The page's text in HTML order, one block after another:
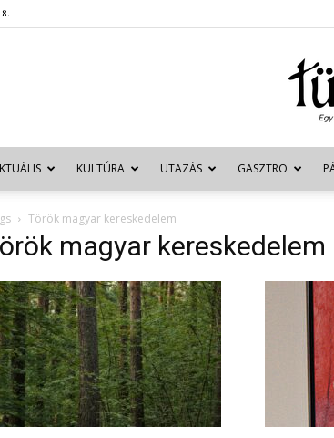
KULTÚRA UTAZÁS GASZTRO
Török magyar kereskedelem
magyar kereskedelem